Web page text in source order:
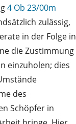
4 Ob 23/00m
zulässig,
in der Folge in
die Zustimmung
einzuholen; dies
des
Schöpfer in